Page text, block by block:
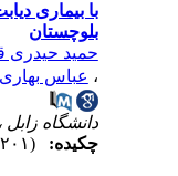
بلوچستان
حمید حیدری
عباس بهاری
دانشگاه زابل ،
چکیده: